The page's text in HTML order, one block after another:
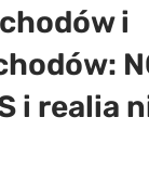
i
i realia